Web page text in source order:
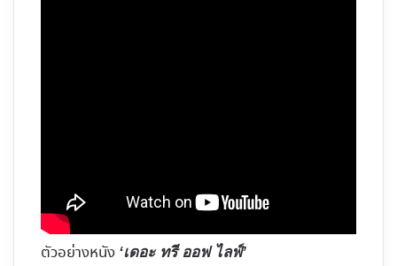
ตัวอย่างหนัง ‘เดอะ ทรี ออฟ ไลฟ์’